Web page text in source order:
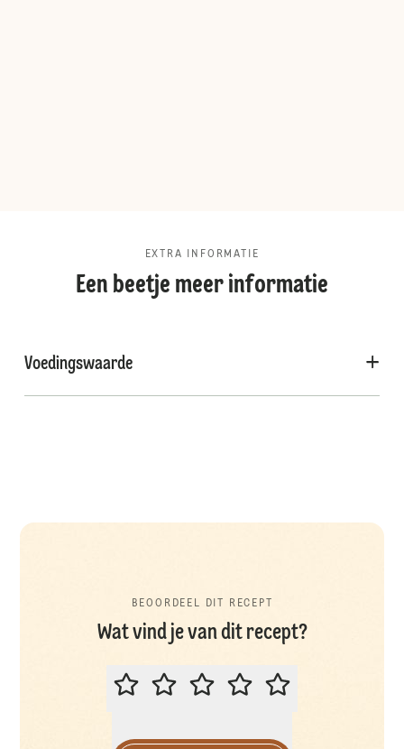
EXTRA INFORMATIE
Een beetje meer informatie
Voedingswaarde
BEOORDEEL DIT RECEPT
Wat vind je van dit recept?
BEOORDEEL DIT RECEPT